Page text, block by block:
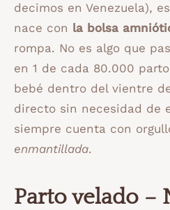
decimos en Venezuela),
nace con la bolsa
rompa. No es algo que
en 1 de cada 80.000
bebé dentro del vientre
directo sin necesidad de
siempre cuenta con
enmantillada.
Parto velado –